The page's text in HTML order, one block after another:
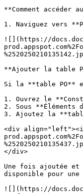
**Comment accéder
1. Naviguez vers
![](https://
**Ajouter la table
Si la **table PO**
1. Ouvrez le
2. Sous
3. Ajoutez la
<div
</div>
Une fois ajoutée et
disponible pour
![](https://